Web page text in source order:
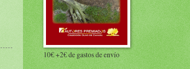
10€ +2€ de gastos de envío